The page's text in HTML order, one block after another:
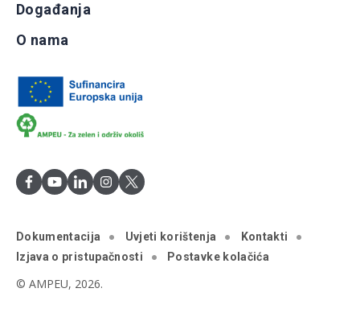
Događanja
O nama
Dokumentacija Uvjeti korištenja
Kontakti
Izjava o pristupačnosti
Postavke kolačića
© AMPEU, 2026.